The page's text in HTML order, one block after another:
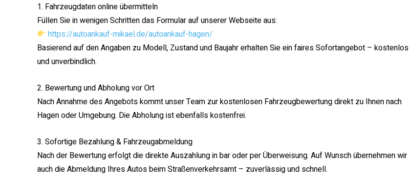
1. Fahrzeugdaten online übermitteln
Füllen Sie in wenigen Schritten das Formular auf unserer Webseite aus:
https://autoankauf-mikael.de/autoankauf-hagen/
Basierend auf den Angaben zu Modell, Zustand und Baujahr erhalten Sie ein faires Sofortangebot – kostenlos
und unverbindlich.
2. Bewertung und Abholung vor Ort
Nach Annahme des Angebots kommt unser Team zur kostenlosen Fahrzeugbewertung direkt zu Ihnen nach
Hagen oder Umgebung. Die Abholung ist ebenfalls kostenfrei.
3. Sofortige Bezahlung & Fahrzeugabmeldung
Nach der Bewertung erfolgt die direkte Auszahlung in bar oder per Überweisung. Auf Wunsch übernehmen wir
auch die Abmeldung Ihres Autos beim Straßenverkehrsamt – zuverlässig und schnell.